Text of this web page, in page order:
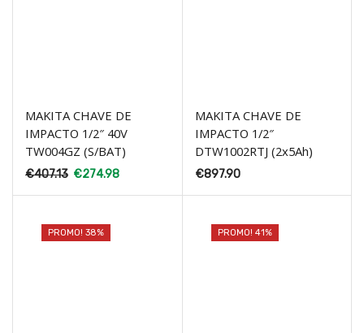
MAKITA CHAVE DE
IMPACTO 1/2″ 40V
TW004GZ (S/BAT)
€407.13 €274.98
MAKITA CHAVE DE
IMPACTO 1/2″
DTW1002RTJ (2x5Ah)
€897.90
PROMO! 38% PROMO! 41%